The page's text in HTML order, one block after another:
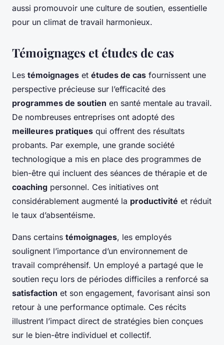
aussi promouvoir une culture de soutien, essentielle
pour un climat de travail harmonieux.
Témoignages et études de cas
Les témoignages et études de cas fournissent une
perspective précieuse sur l’efficacité des
programmes de soutien en santé mentale au travail.
De nombreuses entreprises ont adopté des
meilleures pratiques qui offrent des résultats
probants. Par exemple, une grande société
technologique a mis en place des programmes de
bien-être qui incluent des séances de thérapie et de
coaching personnel. Ces initiatives ont
considérablement augmenté la productivité et réduit
le taux d’absentéisme.
Dans certains témoignages, les employés
soulignent l’importance d’un environnement de
travail compréhensif. Un employé a partagé que le
soutien reçu lors de périodes difficiles a renforcé sa
satisfaction et son engagement, favorisant ainsi son
retour à une performance optimale. Ces récits
illustrent l’impact direct de stratégies bien conçues
sur le bien-être individuel et collectif.